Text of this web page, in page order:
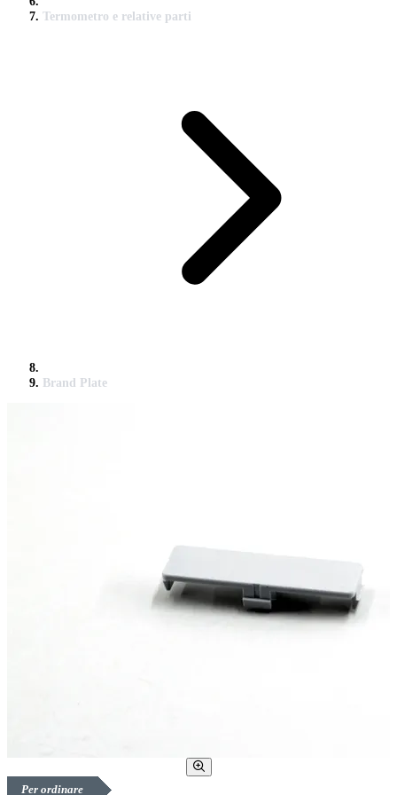
Termometro e relative parti
Brand Plate
Per ordinare